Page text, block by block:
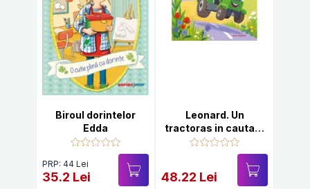
Biroul dorintelor
Edda
PRP: 44 Lei
35.2 Lei
Leonard. Un
tractoras in cautare
de aventuri
48.22 Lei